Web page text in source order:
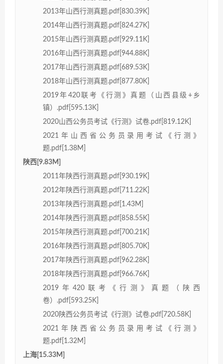
2013年山西行测真题.pdf[830.39K]
2014年山西行测真题.pdf[824.27K]
2015年山西行测真题.pdf[929.11K]
2016年山西行测真题.pdf[944.88K]
2017年山西行测真题.pdf[689.53K]
2018年山西行测真题.pdf[877.80K]
2019年420联考《行测》真题（山西县级+乡
镇）.pdf[595.13K]
2020山西公务员考试《行测》试卷.pdf[819.12K]
2021年山西省公务员录用考试《行测》
题.pdf[1.38M]
陕西[9.83M]
2011年陕西行测真题.pdf[930.19K]
2012年陕西行测真题.pdf[711.22K]
2013年陕西行测真题.pdf[1.43M]
2014年陕西行测真题.pdf[858.55K]
2015年陕西行测真题.pdf[700.21K]
2016年陕西行测真题.pdf[805.70K]
2017年陕西行测真题.pdf[962.28K]
2018年陕西行测真题.pdf[966.76K]
2019年420联考《行测》真题（陕西
卷）.pdf[593.25K]
2020陕西公务员考试《行测》试卷.pdf[720.58K]
2021年陕西省公务员录用考试《行测》
题.pdf[1.32M]
上海[15.33M]